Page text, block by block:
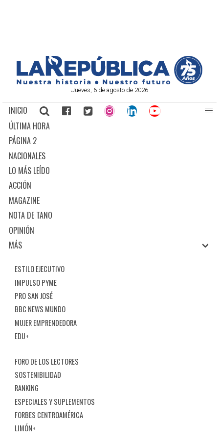
Jueves, 6 de agosto de 2026
INICIO
ÚLTIMA HORA
PÁGINA 2
NACIONALES
LO MÁS LEÍDO
ACCIÓN
MAGAZINE
NOTA DE TANO
OPINIÓN
MÁS
ESTILO EJECUTIVO
IMPULSO PYME
PRO SAN JOSÉ
BBC NEWS MUNDO
MUJER EMPRENDEDORA
EDU+
FORO DE LOS LECTORES
SOSTENIBILIDAD
RANKING
ESPECIALES Y SUPLEMENTOS
FORBES CENTROAMÉRICA
LIMÓN+